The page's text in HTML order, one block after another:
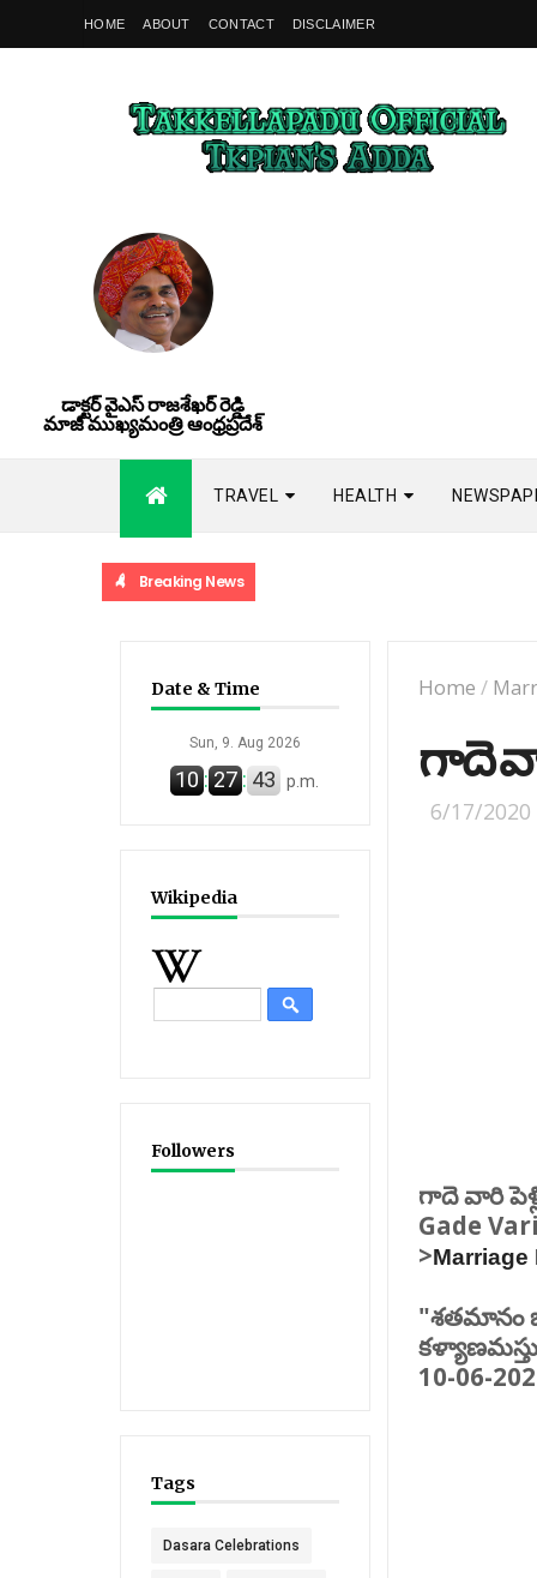
HOME ABOUT CONTACT DISCLAIMER
డాక్టర్ వైఎస్ రాజశేఖర్ రెడ్డి
మాజీ ముఖ్యమంత్రి ఆంధ్రప్రదేశ్
TRAVEL HEALTH
Breaking News
Date & Time
Sun, 9. Aug 2026
10 :27 : 44 p.m.
Wikipedia
Followers
Tags
Dasara Celebrations
Home /
గాదె
6/17/2020
గాదె వారి
Gade
>Marriage
"శతమానం
10-06-